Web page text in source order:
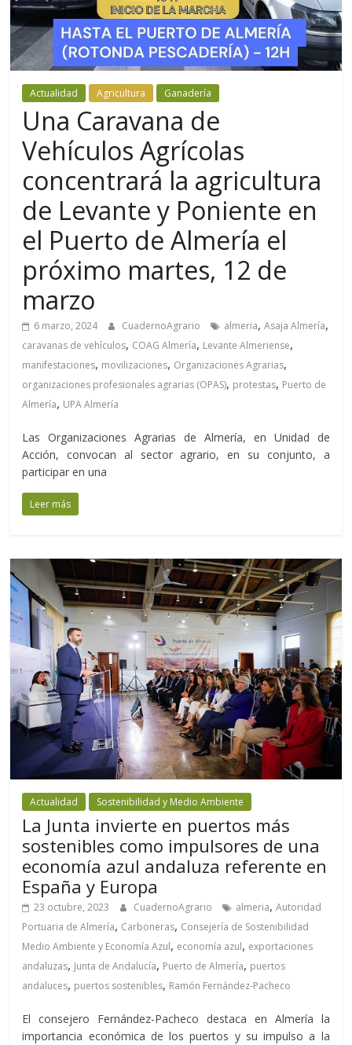
Actualidad Agricultura Ganadería
Una Caravana de
Vehículos Agrícolas
concentrará la agricultura
de Levante y Poniente en
el Puerto de Almería el
próximo martes, 12 de
marzo
6 marzo, 2024 CuadernoAgrario almeria,Asaja Almería,
caravanas de vehículos, COAG Almería, Levante Almeriense,
manifestaciones, movilizaciones, Organizaciones Agrarias,
organizaciones profesionales agrarias (OPAS), protestas, Puerto de
Almería, UPA Almería
Las Organizaciones Agrarias de Almería, en Unidad de
Acción, convocan al sector agrario, en su conjunto, a
participar en una
Leer más
Actualidad Sostenibilidad y Medio Ambiente
La Junta invierte en puertos más
sostenibles como impulsores de una
economía azul andaluza referente en
España y Europa
23 octubre, 2023 CuadernoAgrario almeria,Autoridad
Portuaria de Almería, Carboneras, Consejería de Sostenibilidad
Medio Ambiente y Economía Azul, economía azul, exportaciones
andaluzas, Junta de Andalucía, Puerto de Almería, puertos
andaluces, puertos sostenibles, Ramón Fernández-Pacheco
El consejero Fernández-Pacheco destaca en Almería la
importancia económica de los puertos y su impulso a la